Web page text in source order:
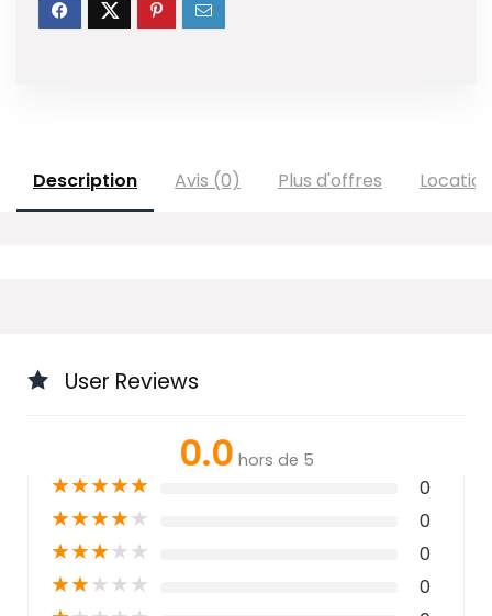
Description Avis (0) Plus d'offres Location
User Reviews
0.0 hors de 5
★★★★★ 0
★★★★★ 0
★★★★★ 0
★★★★★ 0